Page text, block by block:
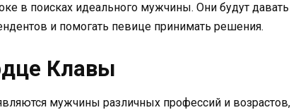
в поисках идеального мужчины. Они будут давать
и помогать певице принимать решения.
Клавы
мужчины различных профессий и возрастов,